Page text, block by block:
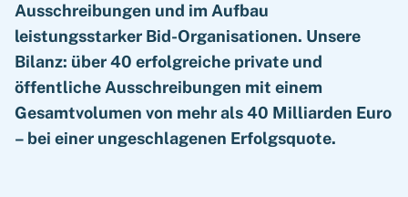
Ausschreibungen und im Aufbau
leistungsstarker Bid-Organisationen. Unsere
Bilanz: über 40 erfolgreiche private und
öffentliche Ausschreibungen mit einem
Gesamtvolumen von mehr als 40 Milliarden Euro
– bei einer ungeschlagenen Erfolgsquote.